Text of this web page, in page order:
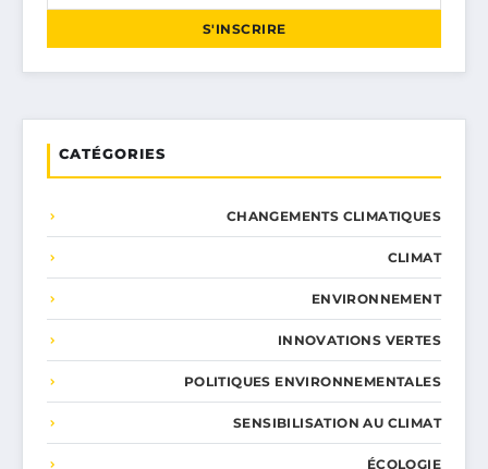
S'INSCRIRE
CATÉGORIES
CHANGEMENTS CLIMATIQUES
CLIMAT
ENVIRONNEMENT
INNOVATIONS VERTES
POLITIQUES ENVIRONNEMENTALES
SENSIBILISATION AU CLIMAT
ÉCOLOGIE